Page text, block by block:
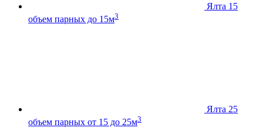
Ялта 15
объем парных до 15м3
Ялта 25
объем парных от 15 до 25м3